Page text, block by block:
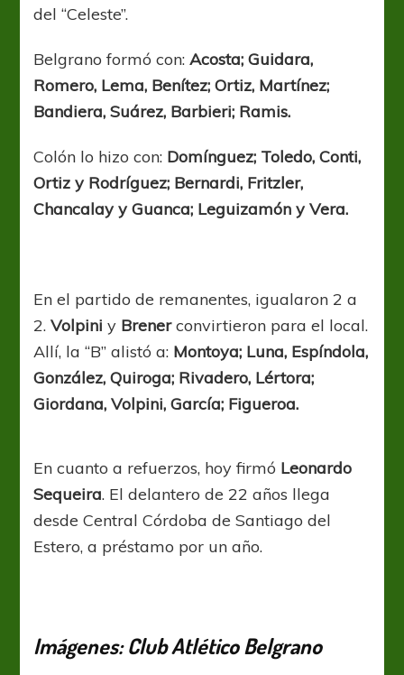
del “Celeste”.
Belgrano formó con: Acosta; Guidara,
Romero, Lema, Benítez; Ortiz, Martínez;
Bandiera, Suárez, Barbieri; Ramis.
Colón lo hizo con: Domínguez; Toledo, Conti,
Ortiz y Rodríguez; Bernardi, Fritzler,
Chancalay y Guanca; Leguizamón y Vera.
En el partido de remanentes, igualaron 2 a
2.Volpini y Brenerconvirtieron para el local.
Allí, la “B” alistó a: Montoya; Luna, Espíndola,
González, Quiroga; Rivadero, Lértora;
Giordana, Volpini, García; Figueroa.
En cuanto a refuerzos, hoy firmó Leonardo
Sequeira. El delantero de 22 años llega
desde Central Córdoba de Santiago del
Estero, a préstamo por un año.
Imágenes: Club Atlético Belgrano